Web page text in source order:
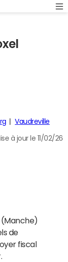
Vaudreville
à jour le 11/02/26
(Manche)
de
fiscal